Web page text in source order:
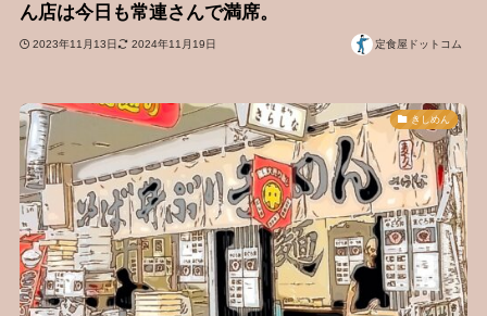
ん店は今日も常連さんで満席。
2023年11月13日 2024年11月19日 定食屋ドットコム
きしめん